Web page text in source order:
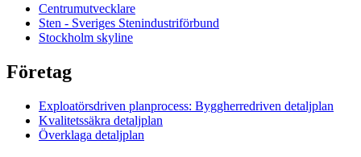
Centrumutvecklare
Sten - Sveriges Stenindustriförbund
Stockholm skyline
Företag
Exploatörsdriven planprocess: Byggherredriven detaljplan
Kvalitetssäkra detaljplan
Överklaga detaljplan